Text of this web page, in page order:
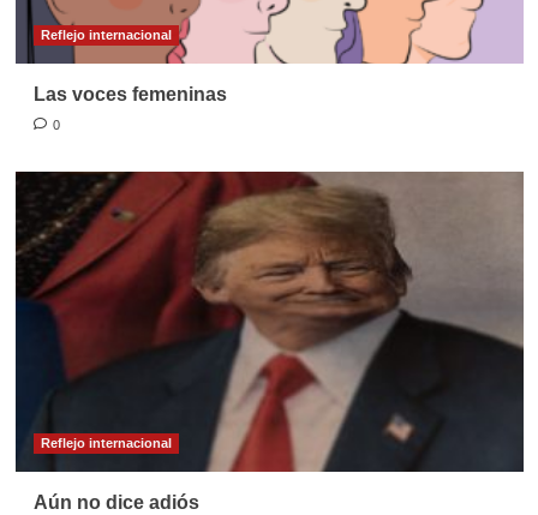
Reflejo internacional
Las voces femeninas
0
Reflejo internacional
Aún no dice adiós